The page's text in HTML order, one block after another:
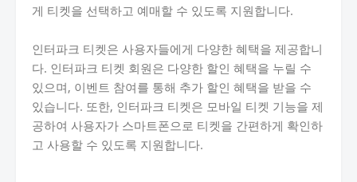
게 티켓을 선택하고 예매할 수 있도록 지원합니다.
인터파크 티켓은 사용자들에게 다양한 혜택을 제공합니
다. 인터파크 티켓 회원은 다양한 할인 혜택을 누릴 수
있으며, 이벤트 참여를 통해 추가 할인 혜택을 받을 수
있습니다. 또한, 인터파크 티켓은 모바일 티켓 기능을 제
공하여 사용자가 스마트폰으로 티켓을 간편하게 확인하
고 사용할 수 있도록 지원합니다.